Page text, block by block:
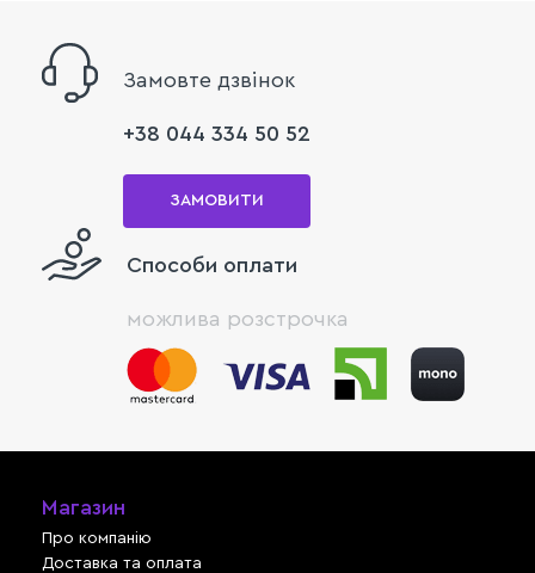
Замовте дзвінок
+38 044 334 50 52
ЗАМОВИТИ
Способи оплати
можлива розстрочка
Магазин
Про компанію
Доставка та оплата